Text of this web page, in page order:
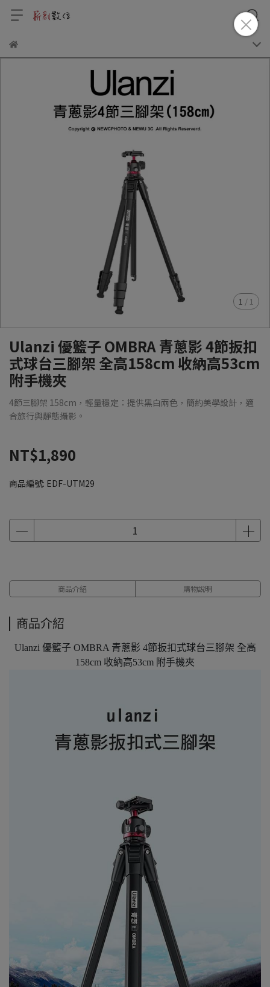
1 / 1
Ulanzi 優籃子 OMBRA 青蔥影 4節扳扣
式球台三腳架 全高158cm 收納高53cm
附手機夾
4節三腳架 158cm，輕量穩定：提供黑白兩色，簡約美學設計，適
合旅行與靜態攝影。
NT$1,890
商品編號: EDF-UTM29
商品介紹 購物說明
商品介紹
Ulanzi 優籃子 OMBRA 青蔥影 4節扳扣式球台三腳架 全高
158cm 收納高53cm 附手機夾